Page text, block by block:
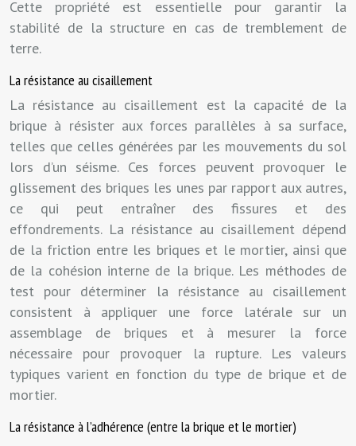
Cette propriété est essentielle pour garantir la
stabilité de la structure en cas de tremblement de
terre.
La résistance au cisaillement
La résistance au cisaillement est la capacité de la
brique à résister aux forces parallèles à sa surface,
telles que celles générées par les mouvements du sol
lors d’un séisme. Ces forces peuvent provoquer le
glissement des briques les unes par rapport aux autres,
ce qui peut entraîner des fissures et des
effondrements. La résistance au cisaillement dépend
de la friction entre les briques et le mortier, ainsi que
de la cohésion interne de la brique. Les méthodes de
test pour déterminer la résistance au cisaillement
consistent à appliquer une force latérale sur un
assemblage de briques et à mesurer la force
nécessaire pour provoquer la rupture. Les valeurs
typiques varient en fonction du type de brique et de
mortier.
La résistance à l’adhérence (entre la brique et le mortier)